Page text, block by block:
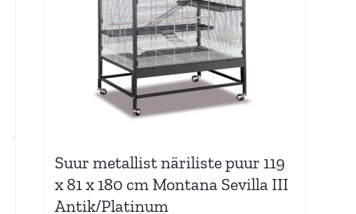
Suur metallist näriliste puur 119
x 81 x 180 cm Montana Sevilla III
Antik/Platinum